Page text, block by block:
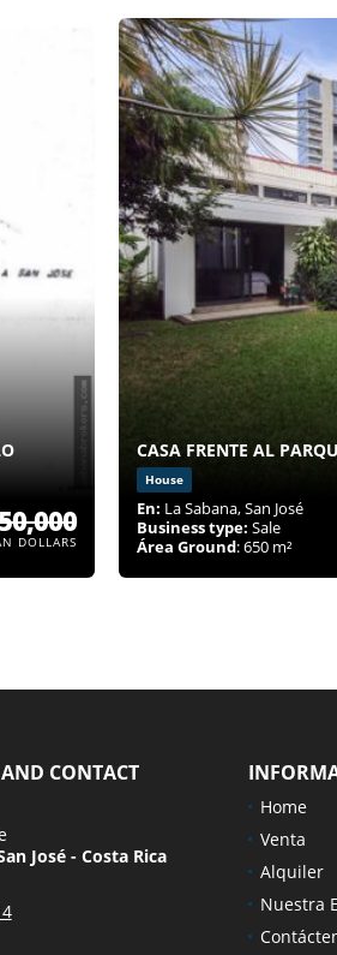
DOLLARS
CASA FRENTE AL
House
En: La Sabana, San José
Business type: Sale
Área Ground: 650 m²
CONTACT
José - Costa Rica
Home
Venta
Alquiler
Nuestra